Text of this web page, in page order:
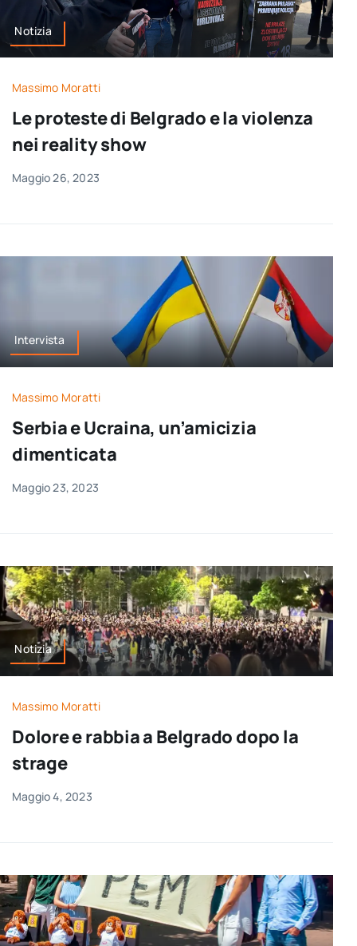
Notizia
Massimo Moratti
Le proteste di Belgrado e la violenza
nei reality show
Maggio 26, 2023
Intervista
Massimo Moratti
Serbia e Ucraina, un’amicizia
dimenticata
Maggio 23, 2023
Notizia
Massimo Moratti
Dolore e rabbia a Belgrado dopo la
strage
Maggio 4, 2023